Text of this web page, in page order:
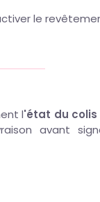
le
l'état du
avant